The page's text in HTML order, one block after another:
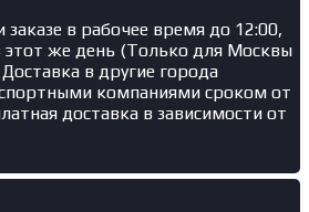
в рабочее время до 12:00,
этот же день (Только для Москвы
в другие города
компаниями сроком от
доставка в зависимости от